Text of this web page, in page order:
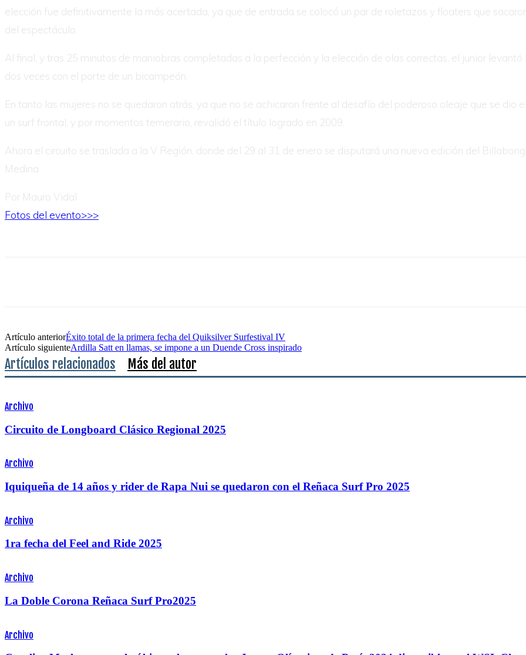
elección fue definitivamente la más acertada, ya que de entrada se colocó un par de roletazos y floaters que
del espectáculo.
Al final, y tras 25 minutos de maniobras completadas a la perfección y la elección de olas correctas, el junior
dos veces con el porte de un bicampeón.
En tanto las mujeres no se quedaron atrás, ya que no se achicaron frente al desafío del poderoso oleaje que se dio
un surf frontal, y por momentos temerario, revalidó el título logrado en 2009.
Ahora el circuito se traslada a la V Región, donde del 29 al 31 de enero se disputará una nueva edición del
Medina.
Por Mauro Vidal
Fotos del evento>>>
Artículo anteriorÉxito total de la primera fecha del Quiksilver Surfestival IV
Artículo siguienteArdilla Satt en llamas, se impone a un Duende Cross inspirado
Artículos relacionados Más del autor
Archivo
Circuito de Longboard Clásico Regional 2025
Archivo
Iquiqueña de 14 años y rider de Rapa Nui se quedaron con el Reñaca Surf Pro 2025
Archivo
1ra fecha del Feel and Ride 2025
Archivo
La Doble Corona Reñaca Surf Pro2025
Archivo